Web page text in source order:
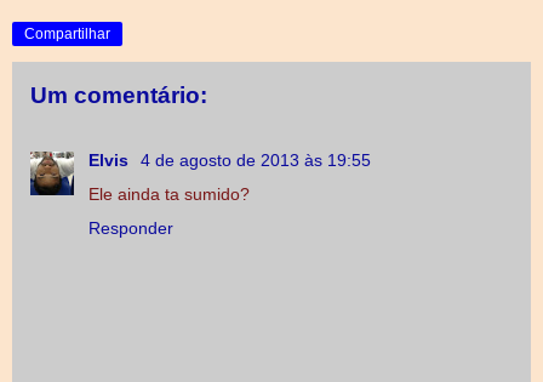
Compartilhar
Um comentário:
Elvis
4 de agosto de 2013 às 19:55
Ele ainda ta sumido?
Responder